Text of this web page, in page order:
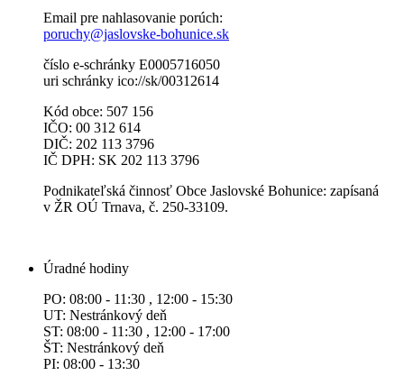
Email pre nahlasovanie porúch:
poruchy@jaslovske-bohunice.sk
číslo e-schránky E0005716050
uri schránky ico://sk/00312614
Kód obce: 507 156
IČO: 00 312 614
DIČ: 202 113 3796
IČ DPH: SK 202 113 3796
Podnikateľská činnosť Obce Jaslovské Bohunice: zapísaná
v ŽR OÚ Trnava, č. 250-33109.
Úradné hodiny
PO: 08:00 - 11:30 , 12:00 - 15:30
UT: Nestránkový deň
ST: 08:00 - 11:30 , 12:00 - 17:00
ŠT: Nestránkový deň
PI: 08:00 - 13:30